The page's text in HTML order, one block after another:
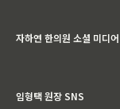
자하연 한의원 소셜 미디어
임형택 원장 SNS